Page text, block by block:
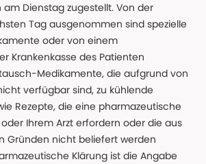
Dienstag zugestellt. Von der
Tag ausgenommen sind spezielle
oder von einem
Krankenkasse des Patienten
Medikamente, die aufgrund von
verfügbar sind, zu kühlende
Rezepte, die eine pharmazeutische
Ihrem Arzt erfordern oder die aus
Gründen nicht beliefert werden
Klärung ist die Angabe